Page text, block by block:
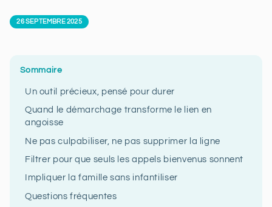
26 SEPTEMBRE 2025
Sommaire
Un outil précieux, pensé pour durer
Quand le démarchage transforme le lien en
angoisse
Ne pas culpabiliser, ne pas supprimer la ligne
Filtrer pour que seuls les appels bienvenus sonnent
Impliquer la famille sans infantiliser
Questions fréquentes